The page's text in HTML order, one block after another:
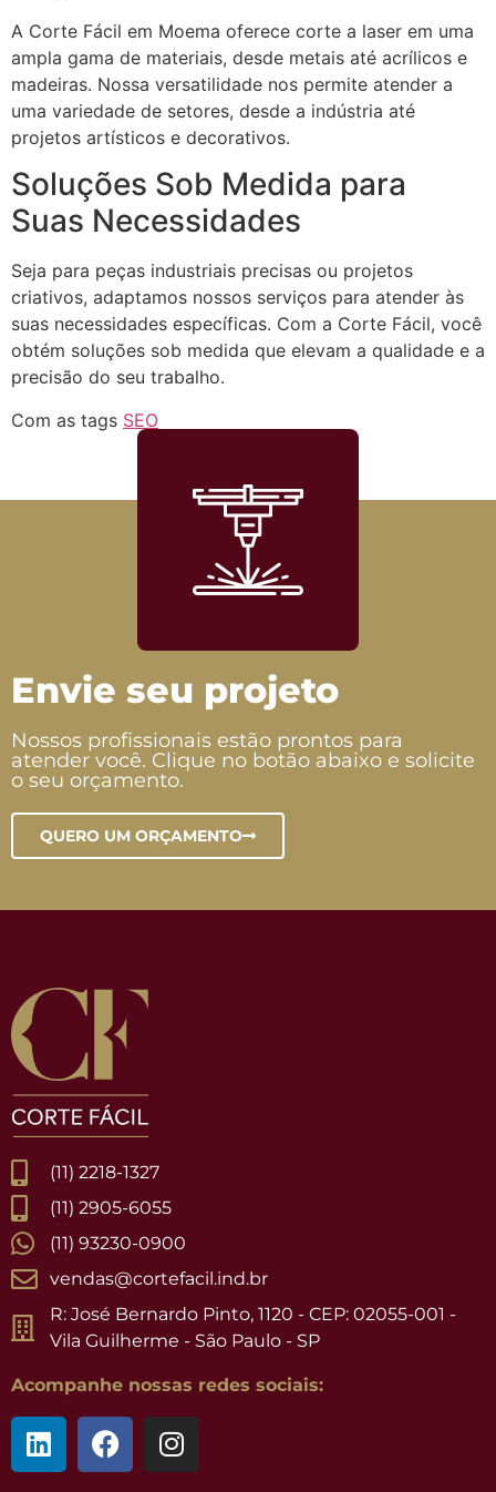
A Corte Fácil em Moema oferece corte a laser em uma
ampla gama de materiais, desde metais até acrílicos e
madeiras. Nossa versatilidade nos permite atender a
uma variedade de setores, desde a indústria até
projetos artísticos e decorativos.
Soluções Sob Medida para
Suas Necessidades
Seja para peças industriais precisas ou projetos
criativos, adaptamos nossos serviços para atender às
suas necessidades específicas. Com a Corte Fácil, você
obtém soluções sob medida que elevam a qualidade e a
precisão do seu trabalho.
Com as tags SEO
Envie seu projeto
Nossos profissionais estão prontos para
atender você. Clique no botão abaixo e solicite
o seu orçamento.
QUERO UM ORÇAMENTO
(11) 2218-1327
(11) 2905-6055
(11) 93230-0900
vendas@cortefacil.ind.br
R: José Bernardo Pinto, 1120 - CEP: 02055-001 -
Vila Guilherme - São Paulo - SP
Acompanhe nossas redes sociais: